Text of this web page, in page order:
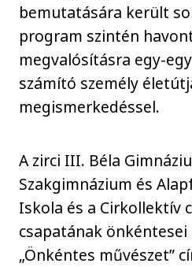
bemutatására került
program szintén
megvalósításra egy-
számító személy
megismerkedéssel.
A zirci III. Béla
Szakgimnázium és
Iskola és a Cirkollektív
csapatának
„Önkéntes művészet”